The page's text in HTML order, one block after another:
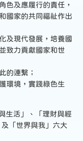
色及應履行的責任，
國家的共同福祉作出
及現代發展，培養國
致力貢獻國家和世
的連繫；
環境，實踐綠色生
活」、「理財與經
「世界與我」六大